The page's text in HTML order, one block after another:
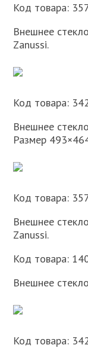
Код товара:
Внешнее
Zanussi.
Код товара:
Внешнее
Размер
Код товара:
Внешнее
Zanussi.
Код товара:
Внешнее
Код товара: